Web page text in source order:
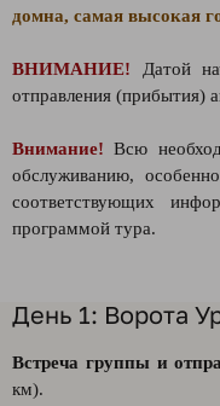
домна, самая высокая
ВНИМАНИЕ! Датой
отправления (прибытия)
Внимание! Всю
обслуживанию,
соответствующих
программой тура.
День 1: Ворота
Встреча группы и
км).